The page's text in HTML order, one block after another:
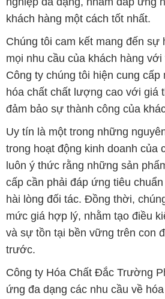
khách hàng một cách tốt nhất.
Chúng tôi cam kết mang đến sự
mọi nhu cầu của khách hàng
Công ty chúng tôi hiện cung cấp
hóa chất chất lượng cao với giá
đảm bảo sự thành công của
Uy tín là một trong những
trong hoạt động kinh doanh của
luôn ý thức rằng những sản
cấp cần phải đáp ứng tiêu
hài lòng đối tác. Đồng thời,
mức giá hợp lý, nhằm tạo điều
và sự tồn tại bền vững trên con
trước.
Công ty Hóa Chất Đắc Trường
ứng đa dạng các nhu cầu về